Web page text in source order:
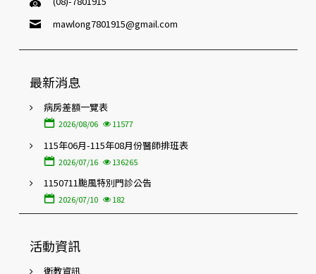
mawlong7801915@gmail.com
最新消息
病房差額一覽表
2026/08/06 11577
115年06月-115年08月份醫師排班表
2026/07/16 136265
1150711颱風特別門診公告
2026/07/10 182
活動資訊
衛教資訊